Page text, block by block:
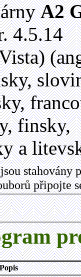
A2
4.5.14
finsky,
a
připojte